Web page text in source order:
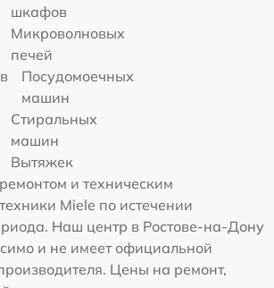
шкафов
Микроволновых
печей
Посудомоечных
машин
Стиральных
машин
Вытяжек
и техническим
Miele по истечении
Наш центр в Ростове-на-Дону
и не имеет официальной
Цены на ремонт,